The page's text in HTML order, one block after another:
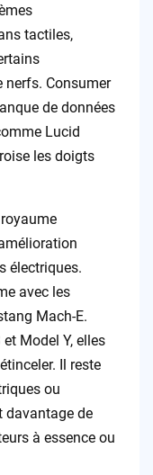
tactiles,
nerfs. Consumer
de données
Lucid
les doigts
électriques.
avec les
Mach-E.
Model Y, elles
Il reste
ou
davantage de
à essence ou